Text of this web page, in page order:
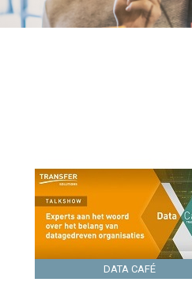
DATA CAFÉ